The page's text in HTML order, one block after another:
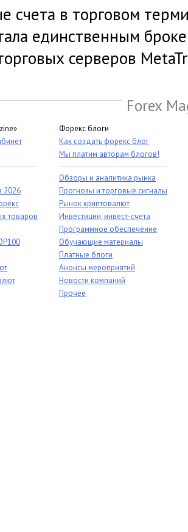
счета в торговом
единственным
серверов
Forex
2026
товаров
Форекс блоги
Как создать форекс блог
Мы платим авторам блогов!
Обзоры и аналитика рынка
Прогнозы и торговые сигналы
Рынок криптовалют
Инвестиции, инвест-счета
Программное обеспечение
Обучающие материалы
Платные блоги
Анонсы мероприятий
Новости компаний
Прочее